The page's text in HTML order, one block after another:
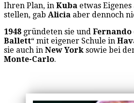
Ihren Plan, in Kuba etwas
stellen, gab Alicia aber dennoch
1948 gründeten sie und Fernando
Ballett“ mit eigener Schule in
sie auch in New York sowie bei
Monte-Carlo.